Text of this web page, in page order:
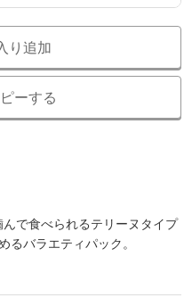
り追加
ーする
で食べられるテリーヌタイプ
るバラエティパック。